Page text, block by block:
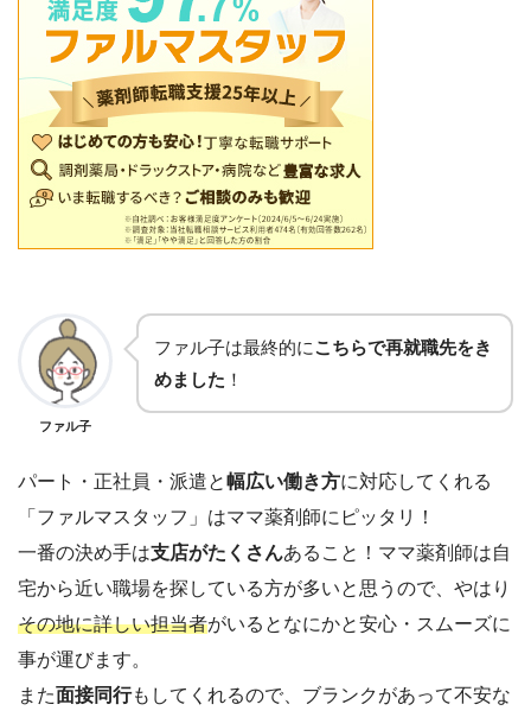
ファル子
ファル子は最終的にこちらで再就職先をき
めました ！
パート・正社員・派遣と幅広い働き方に対応してくれる
「ファルマスタッフ」はママ薬剤師にピッタリ！
一番の決め手は支店がたくさんあること！ママ薬剤師は自
宅から近い職場を探している方が多いと思うので、やはり
その地に詳しい担当者がいるとなにかと安心・スムーズに
事が運びます。
また面接同行もしてくれるので、ブランクがあって不安な